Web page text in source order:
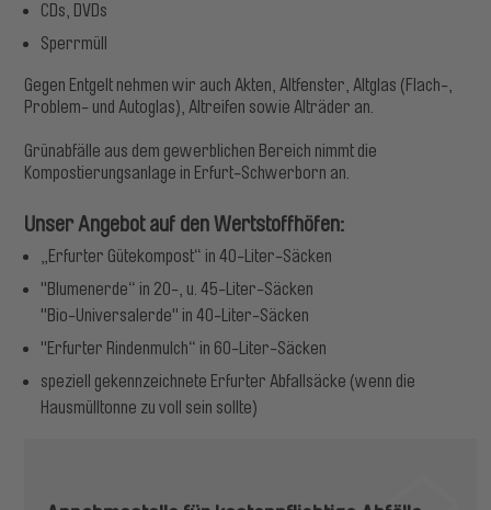
CDs, DVDs
Sperrmüll
Gegen Entgelt nehmen wir auch Akten, Altfenster, Altglas (Flach-,
Problem- und Autoglas), Altreifen sowie Alträder an.
Grünabfälle aus dem gewerblichen Bereich nimmt die
Kompostierungsanlage in Erfurt-Schwerborn an.
Unser Angebot auf den Wertstoffhöfen:
„Erfurter Gütekompost“ in 40-Liter-Säcken
"Blumenerde“ in 20-, u. 45-Liter-Säcken
"Bio-Universalerde" in 40-Liter-Säcken
"Erfurter Rindenmulch“ in 60-Liter-Säcken
speziell gekennzeichnete Erfurter Abfallsäcke (wenn die
Hausmülltonne zu voll sein sollte)